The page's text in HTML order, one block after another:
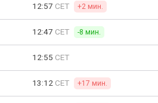
12:57 CET +2 мин.
12:47 CET -8 мин.
12:55 CET
13:12 CET +17 мин.